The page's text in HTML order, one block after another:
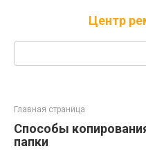
Центр
Поиск:
Главная страница
Способы
папки